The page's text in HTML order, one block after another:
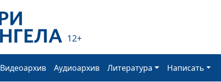
12+
Видеоархив Аудиоархив Литература Написать